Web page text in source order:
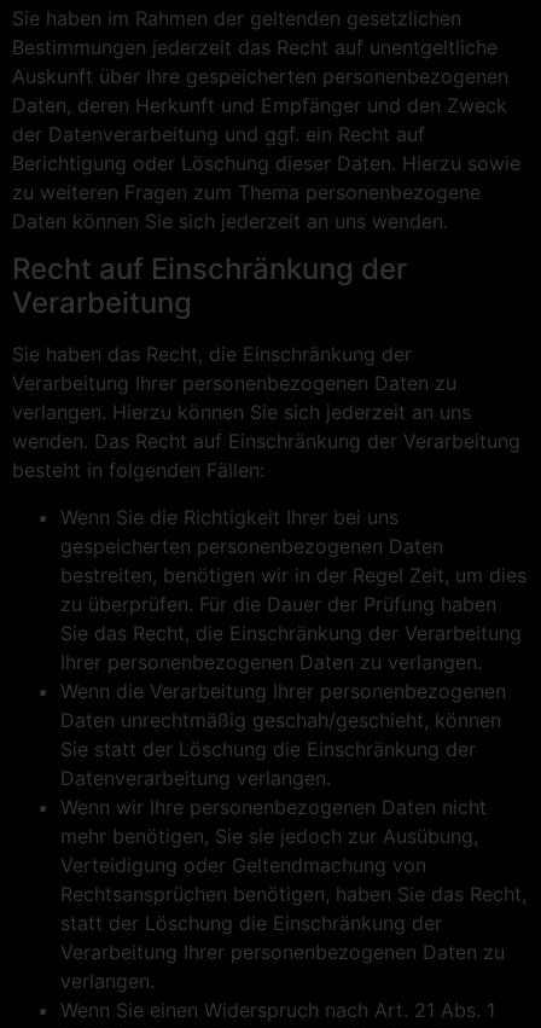
Sie haben im Rahmen der geltenden gesetzlichen
Bestimmungen jederzeit das Recht auf unentgeltliche
Auskunft über Ihre gespeicherten personenbezogenen
Daten, deren Herkunft und Empfänger und den Zweck
der Datenverarbeitung und ggf. ein Recht auf
Berichtigung oder Löschung dieser Daten. Hierzu sowie
zu weiteren Fragen zum Thema personenbezogene
Daten können Sie sich jederzeit an uns wenden.
Recht auf Einschränkung der
Verarbeitung
Sie haben das Recht, die Einschränkung der
Verarbeitung Ihrer personenbezogenen Daten zu
verlangen. Hierzu können Sie sich jederzeit an uns
wenden. Das Recht auf Einschränkung der Verarbeitung
besteht in folgenden Fällen:
Wenn Sie die Richtigkeit Ihrer bei uns
gespeicherten personenbezogenen Daten
bestreiten, benötigen wir in der Regel Zeit, um dies
zu überprüfen. Für die Dauer der Prüfung haben
Sie das Recht, die Einschränkung der Verarbeitung
Ihrer personenbezogenen Daten zu verlangen.
Wenn die Verarbeitung Ihrer personenbezogenen
Daten unrechtmäßig geschah/geschieht, können
Sie statt der Löschung die Einschränkung der
Datenverarbeitung verlangen.
Wenn wir Ihre personenbezogenen Daten nicht
mehr benötigen, Sie sie jedoch zur Ausübung,
Verteidigung oder Geltendmachung von
Rechtsansprüchen benötigen, haben Sie das Recht,
statt der Löschung die Einschränkung der
Verarbeitung Ihrer personenbezogenen Daten zu
verlangen.
Wenn Sie einen Widerspruch nach Art. 21 Abs. 1